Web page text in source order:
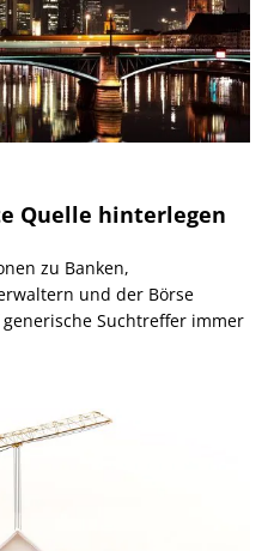
Quelle hinterlegen
zu Banken,
und der Börse
Suchtreffer immer